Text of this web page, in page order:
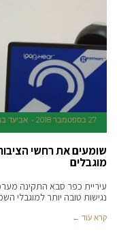
27 בספטמבר 2018 אביעד
מוגבלים
עיריית כפר סבא התקינה
נגישות טובה יותר למוגבלי
קרא עוד ←